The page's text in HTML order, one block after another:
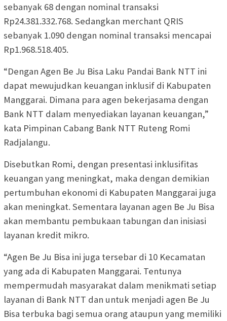
sebanyak 68 dengan nominal transaksi
Rp24.381.332.768. Sedangkan merchant QRIS
sebanyak 1.090 dengan nominal transaksi mencapai
Rp1.968.518.405.
“Dengan Agen Be Ju Bisa Laku Pandai Bank NTT ini
dapat mewujudkan keuangan inklusif di Kabupaten
Manggarai. Dimana para agen bekerjasama dengan
Bank NTT dalam menyediakan layanan keuangan,”
kata Pimpinan Cabang Bank NTT Ruteng Romi
Radjalangu.
Disebutkan Romi, dengan presentasi inklusifitas
keuangan yang meningkat, maka dengan demikian
pertumbuhan ekonomi di Kabupaten Manggarai juga
akan meningkat. Sementara layanan agen Be Ju Bisa
akan membantu pembukaan tabungan dan inisiasi
layanan kredit mikro.
“Agen Be Ju Bisa ini juga tersebar di 10 Kecamatan
yang ada di Kabupaten Manggarai. Tentunya
mempermudah masyarakat dalam menikmati setiap
layanan di Bank NTT dan untuk menjadi agen Be Ju
Bisa terbuka bagi semua orang ataupun yang memiliki